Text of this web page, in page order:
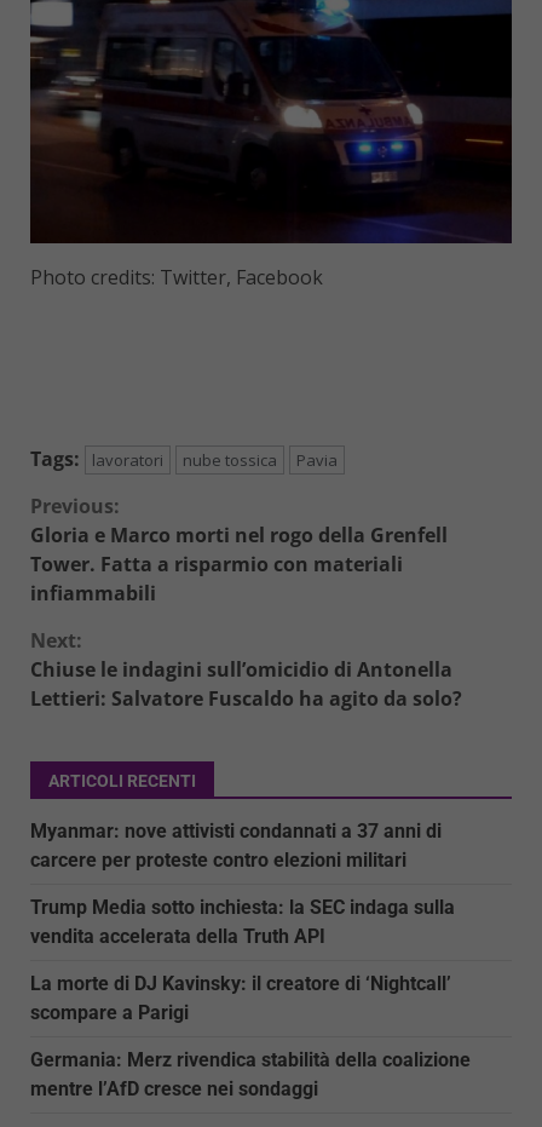
Photo credits: Twitter, Facebook
Tags: lavoratori nube tossica Pavia
Continue
Reading
Previous:
Gloria e Marco morti nel rogo della Grenfell
Tower. Fatta a risparmio con materiali
infiammabili
Next:
Chiuse le indagini sull’omicidio di Antonella
Lettieri: Salvatore Fuscaldo ha agito da solo?
ARTICOLI RECENTI
Myanmar: nove attivisti condannati a 37 anni di
carcere per proteste contro elezioni militari
Trump Media sotto inchiesta: la SEC indaga sulla
vendita accelerata della Truth API
La morte di DJ Kavinsky: il creatore di ‘Nightcall’
scompare a Parigi
Germania: Merz rivendica stabilità della coalizione
mentre l’AfD cresce nei sondaggi